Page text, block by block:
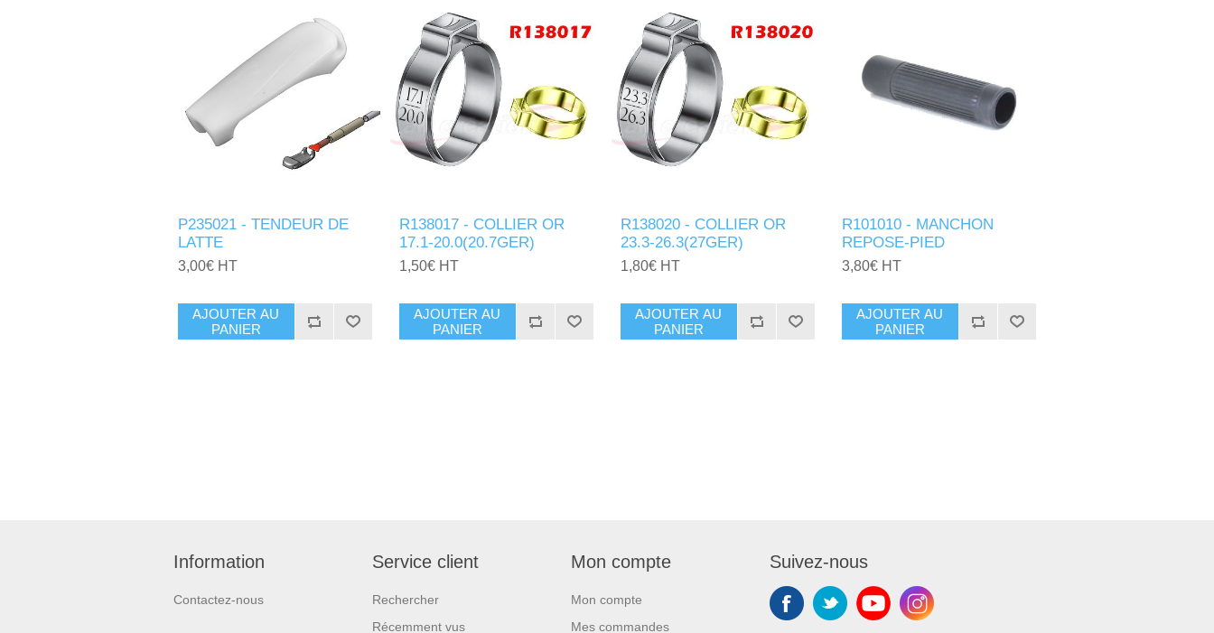
P235021 - TENDEUR DE
LATTE
3,00€ HT
AJOUTER AU
PANIER
R138017 - COLLIER OR
17.1-20.0(20.7GER)
1,50€ HT
AJOUTER AU
PANIER
R138020 - COLLIER OR
23.3-26.3(27GER)
1,80€ HT
AJOUTER AU
PANIER
R101010 - MANCHON
REPOSE-PIED
3,80€ HT
AJOUTER AU
PANIER
Information
Contactez-nous
Service client
Rechercher
Récemment vus
Mon compte
Mon compte
Mes commandes
Suivez-nous